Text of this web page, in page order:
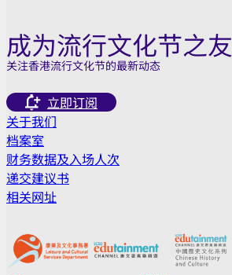
成为流行文化节之友
关注香港流行文化节的最新动态
立即订阅
关于我们
档案室
财务数据及入场人次
递交建议书
相关网址